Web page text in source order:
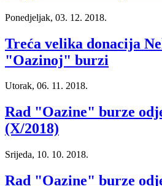
Ponedjeljak, 03. 12. 2018.
Treća velika donacija
"Oazinoj" burzi
Utorak, 06. 11. 2018.
Rad "Oazine" burze
(X/2018)
Srijeda, 10. 10. 2018.
Rad "Oazine" burze